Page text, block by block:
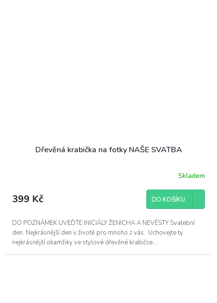
Dřevěná krabička na fotky NAŠE SVATBA
Skladem
399 Kč DO KOŠÍKU
DO POZNÁMEK UVEĎTE INICIÁLY ŽENICHA A NEVĚSTY Svatební
den. Nejkrásnější den v životě pro mnoho z vás. Uchovejte ty
nejkrásnější okamžiky ve stylové dřevěné krabičce....